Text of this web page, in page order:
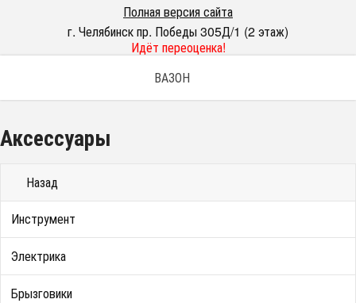
Полная версия сайта
г. Челябинск пр. Победы 305Д/1 (2 этаж)
Идёт переоценка!
ВАЗОН
Аксессуары
Назад
Инструмент
Электрика
Брызговики